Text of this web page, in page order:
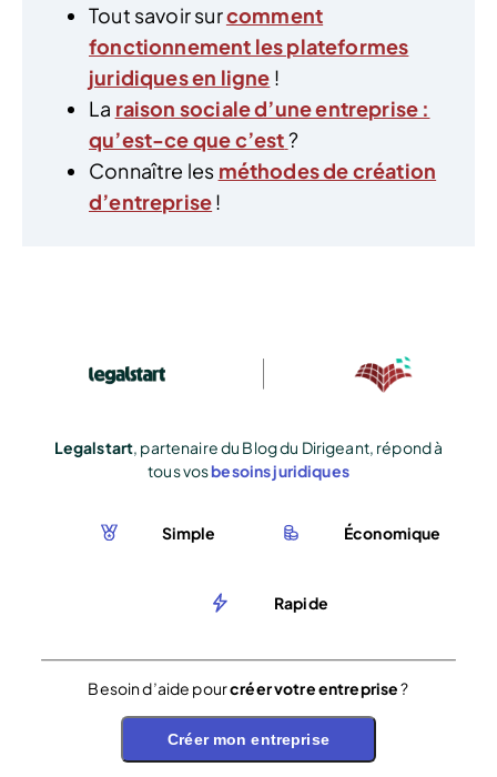
Tout savoir surcomment
fonctionnement les plateformes
juridiques en ligne !
La raison sociale d’une entreprise :
qu’est-ce que c’est?
Connaître les méthodes de création
d’entreprise!
Legalstart, partenaire du Blog du Dirigeant, répond à
tous vosbesoins juridiques
Simple Économique
Rapide
Besoin d’aide pourcréer votre entreprise?
Créer mon entreprise